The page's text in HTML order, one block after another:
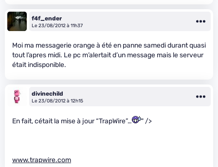
f4f_ender
Le 23/08/2012 à 11h37
Moi ma messagerie orange à été en panne samedi durant quasi
tout l’apres midi. Le pc m’alertait d’un message mais le serveur
était indisponible.
divinechild
Le 23/08/2012 à 12h15
En fait, cétait la mise à jour “TrapWire”… " />
www.trapwire.com